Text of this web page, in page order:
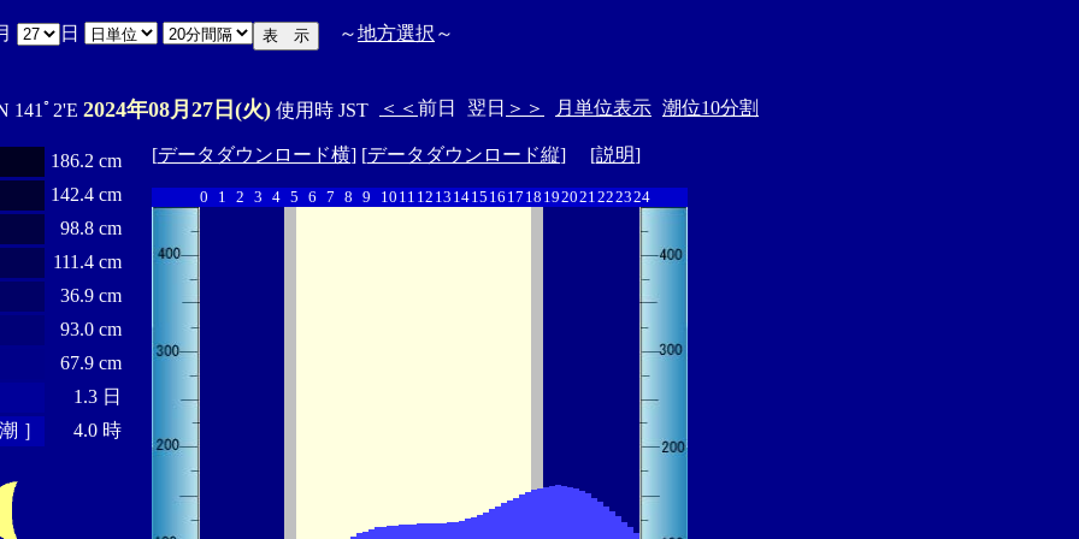
日 ～地方選択 ～
141ﾟ2'E 2024年08月27日(火) 使用時 JST ＜＜ 前日 翌日 ＞＞ 月単位表示 潮位10分割
186.2 cm
142.4 cm
98.8 cm
111.4 cm
36.9 cm
93.0 cm
67.9 cm
1.3 日
］
4.0 時
[データダウンロード横] [データダウンロード縦] [説明]
0 1 2 3 4 5 6 7 8 9 10 11 12 13 1415 16 17 18 192021222324